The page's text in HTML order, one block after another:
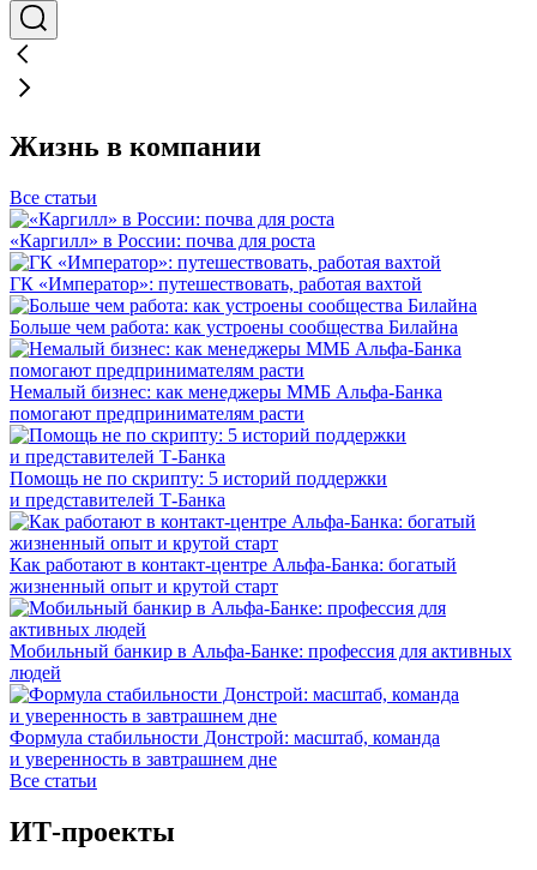
Жизнь в компании
Все статьи
«Каргилл» в России: почва для роста
ГК «Император»: путешествовать, работая вахтой
Больше чем работа: как устроены сообщества Билайна
Немалый бизнес: как менеджеры ММБ Альфа-Банка
помогают предпринимателям расти
Помощь не по скрипту: 5 историй поддержки
и представителей Т-Банка
Как работают в контакт-центре Альфа-Банка: богатый
жизненный опыт и крутой старт
Мобильный банкир в Альфа-Банке: профессия для активных
людей
Формула стабильности Донстрой: масштаб, команда
и уверенность в завтрашнем дне
Все статьи
ИТ-проекты